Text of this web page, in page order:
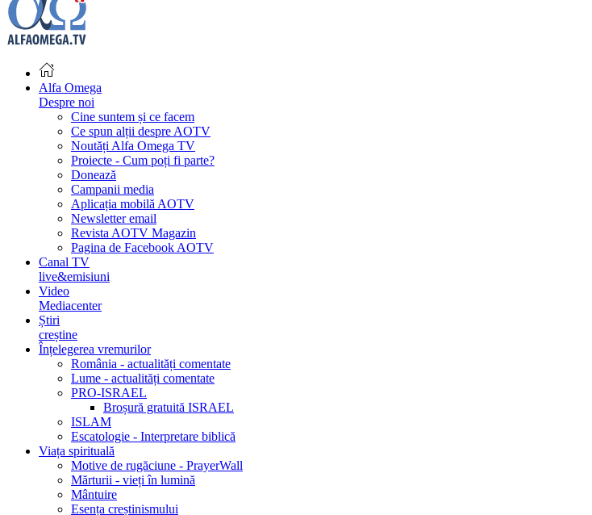
Alfa Omega
Despre noi
Cine suntem și ce facem
Ce spun alții despre AOTV
Noutăți Alfa Omega TV
Proiecte - Cum poți fi parte?
Donează
Campanii media
Aplicația mobilă AOTV
Newsletter email
Revista AOTV Magazin
Pagina de Facebook AOTV
Canal TV
live&emisiuni
Video
Mediacenter
Știri
creștine
Înțelegerea vremurilor
România - actualități comentate
Lume - actualități comentate
PRO-ISRAEL
Broșură gratuită ISRAEL
ISLAM
Escatologie - Interpretare biblică
Viața spirituală
Motive de rugăciune - PrayerWall
Mărturii - vieți în lumină
Mântuire
Esența creștinismului